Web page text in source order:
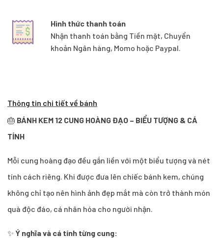
Hình thức thanh toán
Nhận thanh toán bằng Tiền mặt, Chuyển
khoản Ngân hàng, Momo hoặc Paypal.
Thông tin chi tiết về bánh
🎂 BÁNH KEM 12 CUNG HOÀNG ĐẠO – BIỂU TƯỢNG & CÁ
TÍNH
Mỗi cung hoàng đạo đều gắn liền với một biểu tượng và nét
tính cách riêng. Khi được đưa lên chiếc bánh kem, chúng
không chỉ tạo nên hình ảnh đẹp mắt mà còn trở thành món
quà độc đáo, cá nhân hóa cho người nhận.
✨ Ý nghĩa và cá tính từng cung: